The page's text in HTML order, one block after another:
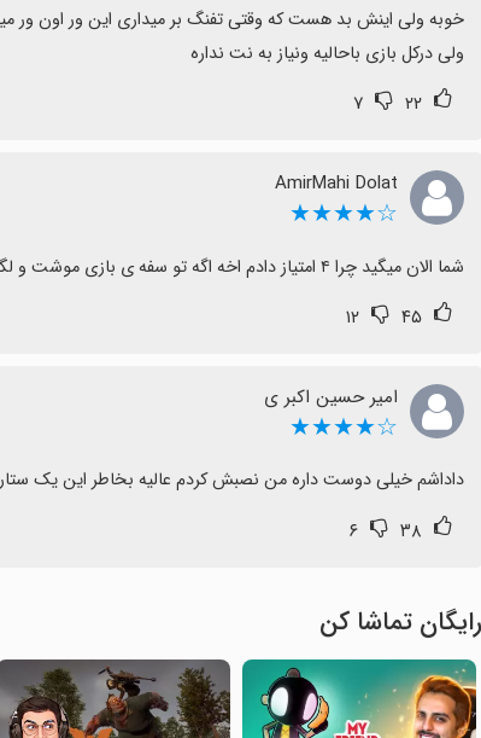
ولی درکل بازی باحالیه ونیاز به نت نداره
۲۲ ۷
AmirMahi Dolat
☆★★★★
شما الان میگید چرا ۴ امتیاز دادم اخه اگه تو سفه ی بازی موشت و لگد بیاد خوب میشه
۴۵ ۱۲
امیر حسین اکبر ی
☆★★★★
داداشم خیلی دوست داره من نصبش کردم عالیه بخاطر این یک
۳۸ ۶
رایگان تماشا کن